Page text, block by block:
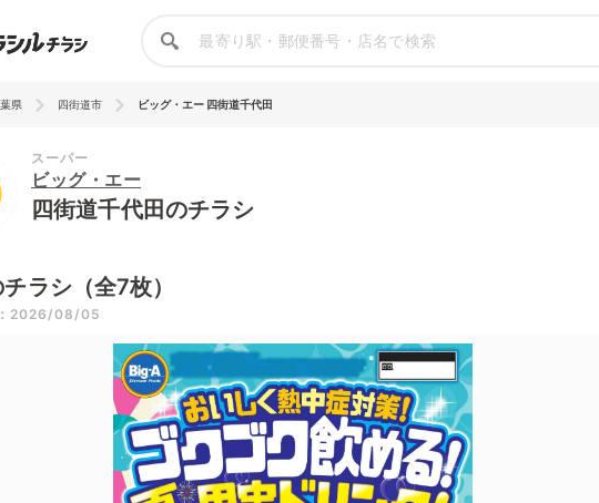
県 四街道市 ビッグ・エー 四街道千代田
スーパー
ビッグ・エー
四街道千代田のチラシ
ラシ（全7枚）
2026/08/05